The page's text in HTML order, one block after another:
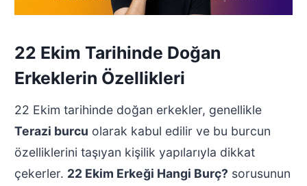
22 Ekim Tarihinde Doğan
Erkeklerin Özellikleri
22 Ekim tarihinde doğan erkekler, genellikle
Terazi burcu olarak kabul edilir ve bu burcun
özelliklerini taşıyan kişilik yapılarıyla dikkat
çekerler. 22 Ekim Erkeği Hangi Burç? sorusunun